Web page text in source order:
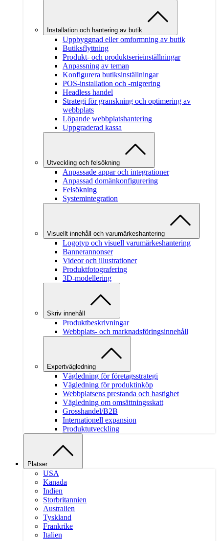
Installation och hantering av butik
Uppbyggnad eller omformning av butik
Butiksflyttning
Produkt- och produktserieinställningar
Anpassning av teman
Konfigurera butiksinställningar
POS-installation och -migrering
Headless handel
Strategi för granskning och optimering av
webbplats
Löpande webbplatshantering
Uppgraderad kassa
Utveckling och felsökning
Anpassade appar och integrationer
Anpassad domänkonfigurering
Felsökning
Systemintegration
Visuellt innehåll och varumärkeshantering
Logotyp och visuell varumärkeshantering
Bannerannonser
Videor och illustrationer
Produktfotografering
3D-modellering
Skriv innehåll
Produktbeskrivningar
Webbplats- och marknadsföringsinnehåll
Expertvägledning
Vägledning för företagsstrategi
Vägledning för produktinköp
Webbplatsens prestanda och hastighet
Vägledning om omsättningsskatt
Grosshandel/B2B
Internationell expansion
Produktutveckling
Platser
USA
Kanada
Indien
Storbritannien
Australien
Tyskland
Frankrike
Italien